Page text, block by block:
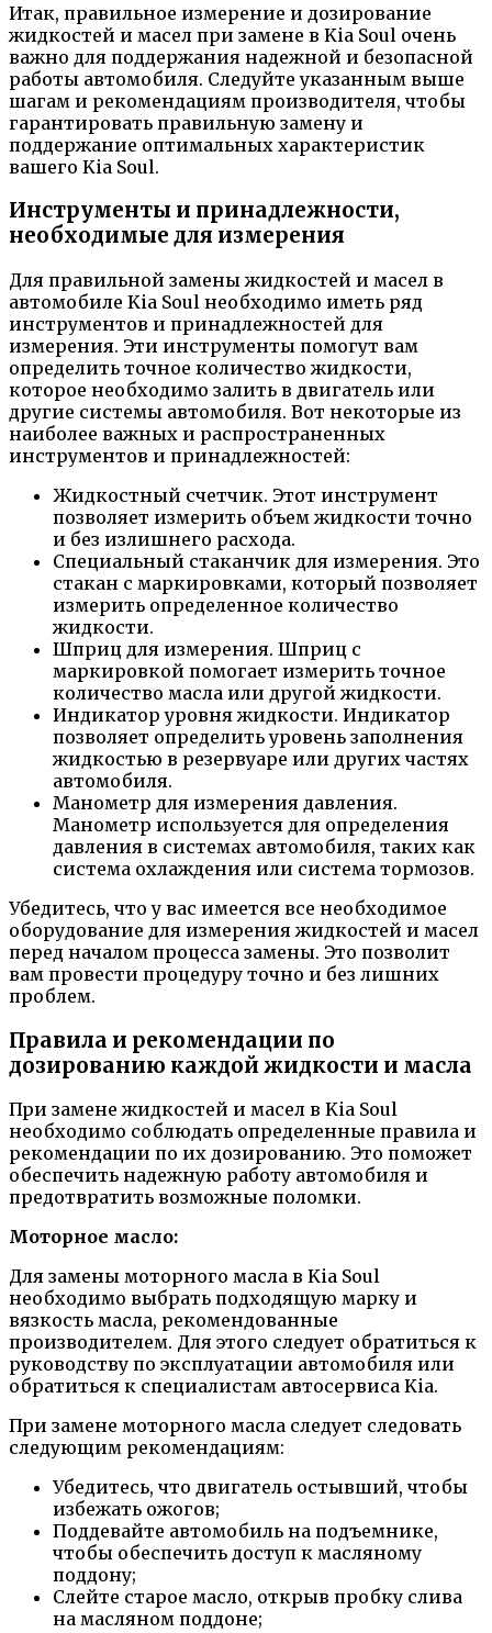
Итак, правильное измерение и дозирование
жидкостей и масел при замене в Kia Soul очень
важно для поддержания надежной и безопасной
работы автомобиля. Следуйте указанным выше
шагам и рекомендациям производителя, чтобы
гарантировать правильную замену и
поддержание оптимальных характеристик
вашего Kia Soul.
Инструменты и принадлежности,
необходимые для измерения
Для правильной замены жидкостей и масел в
автомобиле Kia Soul необходимо иметь ряд
инструментов и принадлежностей для
измерения. Эти инструменты помогут вам
определить точное количество жидкости,
которое необходимо залить в двигатель или
другие системы автомобиля. Вот некоторые из
наиболее важных и распространенных
инструментов и принадлежностей:
Жидкостный счетчик. Этот инструмент
позволяет измерить объем жидкости точно
и без излишнего расхода.
Специальный стаканчик для измерения. Это
стакан с маркировками, который позволяет
измерить определенное количество
жидкости.
Шприц для измерения. Шприц с
маркировкой помогает измерить точное
количество масла или другой жидкости.
Индикатор уровня жидкости. Индикатор
позволяет определить уровень заполнения
жидкостью в резервуаре или других частях
автомобиля.
Манометр для измерения давления.
Манометр используется для определения
давления в системах автомобиля, таких как
система охлаждения или система тормозов.
Убедитесь, что у вас имеется все необходимое
оборудование для измерения жидкостей и масел
перед началом процесса замены. Это позволит
вам провести процедуру точно и без лишних
проблем.
Правила и рекомендации по
дозированию каждой жидкости и масла
При замене жидкостей и масел в Kia Soul
необходимо соблюдать определенные правила и
рекомендации по их дозированию. Это поможет
обеспечить надежную работу автомобиля и
предотвратить возможные поломки.
Моторное масло:
Для замены моторного масла в Kia Soul
необходимо выбрать подходящую марку и
вязкость масла, рекомендованные
производителем. Для этого следует обратиться к
руководству по эксплуатации автомобиля или
обратиться к специалистам автосервиса Kia.
При замене моторного масла следует следовать
следующим рекомендациям:
Убедитесь, что двигатель остывший, чтобы
избежать ожогов;
Поддевайте автомобиль на подъемнике,
чтобы обеспечить доступ к масляному
поддону;
Слейте старое масло, открыв пробку слива
на масляном поддоне;